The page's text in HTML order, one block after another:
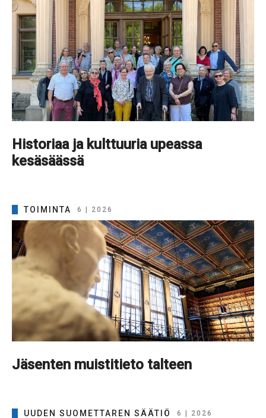
Historiaa ja kulttuuria upeassa
kesäsäässä
TOIMINTA 6 | 2026
Jäsenten muistitieto talteen
UUDEN SUOMETTAREN SÄÄTIÖ 6 | 2026